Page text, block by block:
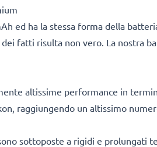
ed ha la stessa forma della
fatti risulta non vero. La nostra
altissime performance in
raggiungendo un altissimo
sottoposte a rigidi e prolungati